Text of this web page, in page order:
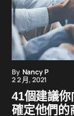
By Nancy P
2 2 月, 2021
41個建議
確定他們的